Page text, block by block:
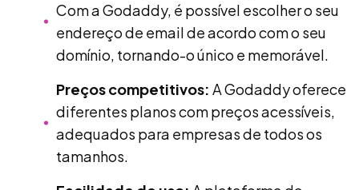
Com a Godaddy, é possível escolher o seu
endereço de email de acordo com o seu
domínio, tornando-o único e memorável.
Preços competitivos: A Godaddy oferece
diferentes planos com preços acessíveis,
adequados para empresas de todos os
tamanhos.